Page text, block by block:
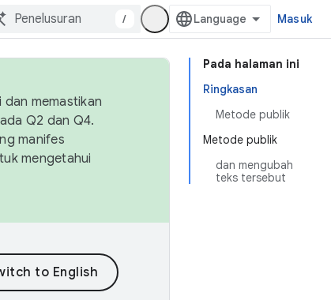
/ Masuk
Pada halaman ini
Ringkasan
Metode publik
Metode publik
dan mengubah
teks tersebut
memastikan
Q2 dan Q4.
manifes
mengetahui